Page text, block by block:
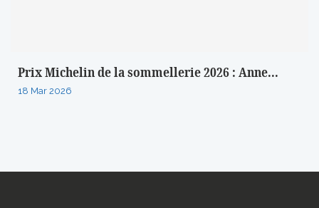
Prix Michelin de la sommellerie 2026 : Anne...
18 Mar 2026